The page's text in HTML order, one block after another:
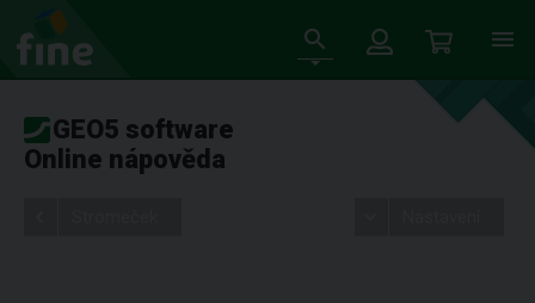
GEO5 software
Online nápověda